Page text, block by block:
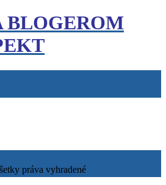
BLOGEROM
práva vyhradené